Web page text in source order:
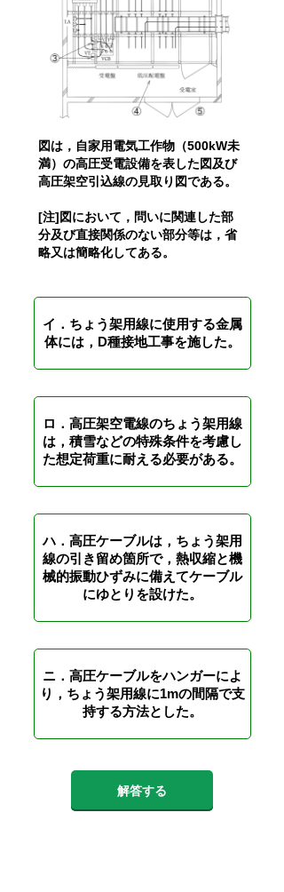
図は，自家用電気工作物（500kW未
満）の高圧受電設備を表した図及び
高圧架空引込線の見取り図である。
[注]図において，問いに関連した部
分及び直接関係のない部分等は，省
略又は簡略化してある。
イ．ちょう架用線に使用する金属
体には，D種接地工事を施した。
ロ．高圧架空電線のちょう架用線
は，積雪などの特殊条件を考慮し
た想定荷重に耐える必要がある。
ハ．高圧ケーブルは，ちょう架用
線の引き留め箇所で，熱収縮と機
械的振動ひずみに備えてケーブル
にゆとりを設けた。
ニ．高圧ケーブルをハンガーによ
り，ちょう架用線に1mの間隔で支
持する方法とした。
解答する